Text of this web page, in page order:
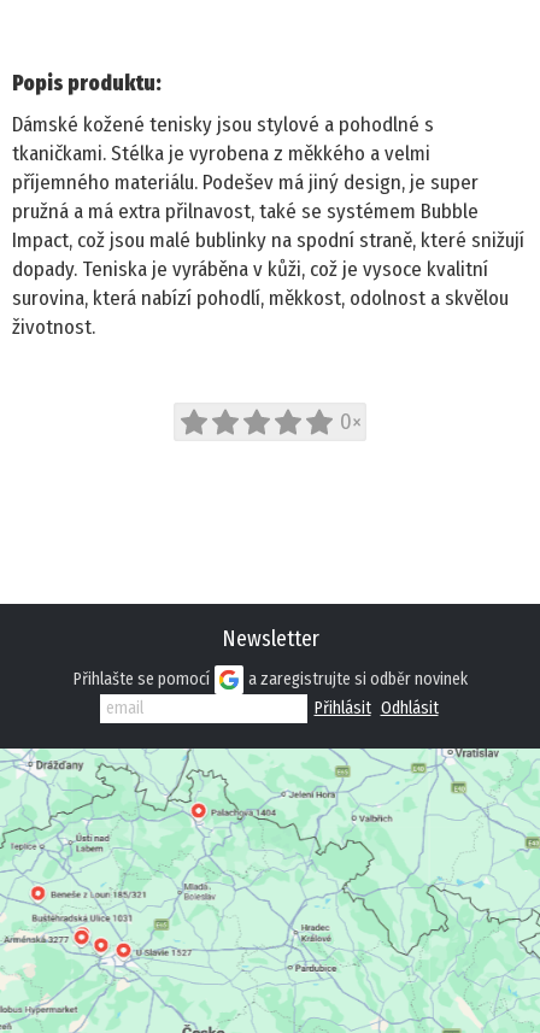
POLOBOTKY
TREKOVÁ OBUV
UNISEX
PROFI
KOTNÍKOVÁ OBUV
ZIMNÍ A KOZAČKY
AKČNÍ OBUV
NOVINKY
OSTATNÍ
Popis produktu:
Dámské kožené tenisky jsou stylové a pohodlné s
tkaničkami. Stélka je vyrobena z měkkého a velmi
příjemného materiálu. Podešev má jiný design, je super
pružná a má extra přilnavost, také se systémem Bubble
Impact, což jsou malé bublinky na spodní straně, které snižují
dopady. Teniska je vyráběna v kůži, což je vysoce kvalitní
surovina, která nabízí pohodlí, měkkost, odolnost a skvělou
životnost.
0×
Newsletter
Přihlašte se pomocí a zaregistrujte si odběr novinek